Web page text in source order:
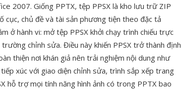
2007. Giống PPTX, tệp PPSX là kho lưu trữ ZIP
cục, chủ đề và tài sản phương tiện theo đặc tả
ở hành vi: mở tệp PPSX khởi chạy trình chiếu trực
chỉnh sửa. Điều này khiến PPSX trở thành định
thiện nơi khán giả nên trải nghiệm nội dung như
xúc với giao diện chỉnh sửa, trình sắp xếp trang
hỗ trợ mọi tính năng hình ảnh có trong PPTX bao